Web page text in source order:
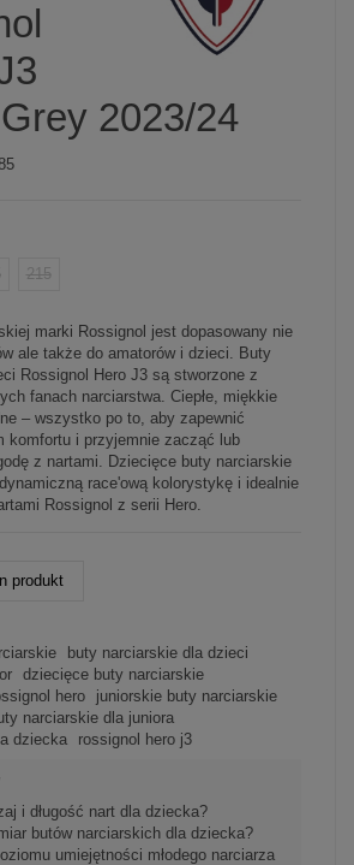
2023/24
215
marki Rossignol jest dopasowany nie
ale także do amatorów i dzieci. Buty
Rossignol Hero J3 są stworzone z
fanach narciarstwa. Ciepłe, miękkie
– wszystko po to, aby zapewnić
komfortu i przyjemnie zacząć lub
z nartami. Dziecięce buty narciarskie
race'ową kolorystykę i idealnie
Rossignol z serii Hero.
produkt
buty narciarskie dla dzieci
dziecięce buty narciarskie
hero
juniorskie buty narciarskie
narciarskie dla juniora
dziecka
rossignol hero j3
i długość nart dla dziecka?
butów narciarskich dla dziecka?
umiejętności młodego narciarza